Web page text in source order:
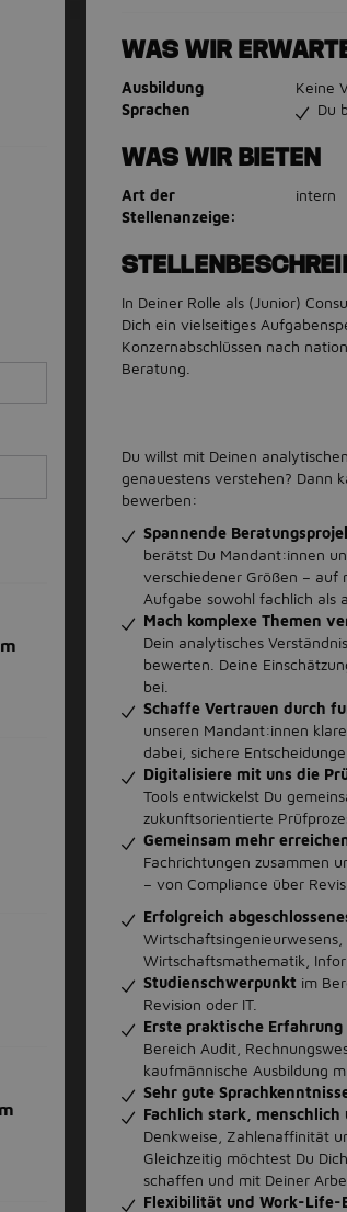
WAS WIR
Ausbildung
Keine
Sprachen
Du
WAS WIR BIETEN
Art der
Stellenanzeige:
intern
In Deiner Rolle als (Junior)
Dich ein vielseitiges
Konzernabschlüssen nach
Beratung.
Du willst mit Deinen
genauestens verstehen? Dann
bewerben:
Spannende
berätst Du Mandant:innen
verschiedener Größen – auf
Aufgabe sowohl fachlich als
Mach komplexe Themen
Dein analytisches
bewerten. Deine
bei.
Schaffe Vertrauen durch
unseren Mandant:innen
dabei, sichere
Digitalisiere mit uns die
Tools entwickelst Du
zukunftsorientierte
Gemeinsam mehr
Fachrichtungen zusammen
– von Compliance über
Erfolgreich
Wirtschaftsmathematik,
Studienschwerpunkt im
Revision oder IT.
Erste praktische Erfahrung
Bereich Audit,
kaufmännische Ausbildung
Sehr gute
Fachlich stark,
Denkweise, Zahlenaffinität
Gleichzeitig möchtest Du
schaffen und mit Deiner
Flexibilität und Work-Life-